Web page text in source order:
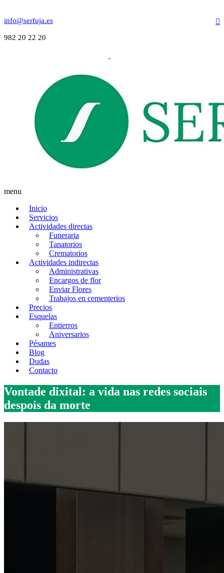
info@serfuja.es
982 20 22 20
menu
Inicio
Servicios
Actividades directas
Funeraria
Tanatorios
Crematorios
Actividades indirectas
Administrativas
Encargos de flor
Enviar Flores
Trabajos en cementerios
Precios
Esquelas
Entierros
Aniversarios
Pésames
Blog
Dudas
Contacto
Vontade dixital: a vida nas redes sociais
despois da morte